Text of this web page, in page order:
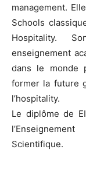
management.
Schools
Hospitality.
enseignement
dans le monde
former la future
l’hospitality.
Le diplôme de
Scientifique.